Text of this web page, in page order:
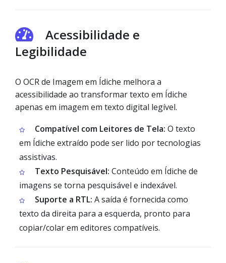
Acessibilidade e
Legibilidade
O OCR de Imagem em Ídiche melhora a
acessibilidade ao transformar texto em Ídiche
apenas em imagem em texto digital legível.
Compatível com Leitores de Tela: O texto
em Ídiche extraído pode ser lido por tecnologias
assistivas.
Texto Pesquisável: Conteúdo em Ídiche de
imagens se torna pesquisável e indexável.
Suporte a RTL: A saída é fornecida como
texto da direita para a esquerda, pronto para
copiar/colar em editores compatíveis.